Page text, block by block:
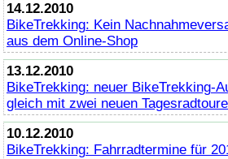
14.12.2010
BikeTrekking: Kein
aus dem Online-Shop
13.12.2010
BikeTrekking: neuer BikeTrekking-
gleich mit zwei neuen
10.12.2010
BikeTrekking: Fahrradtermine für